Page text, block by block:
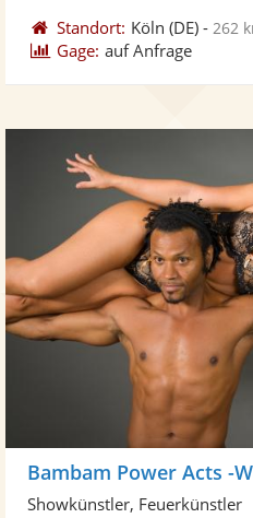
Standort: Köln (DE) - 262
Gage: auf Anfrage
Showkünstler, Feuerkünstler